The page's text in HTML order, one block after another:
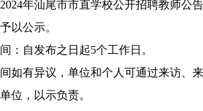
年汕尾市市直学校公开招聘教师公告
以公示。
自发布之日起5个工作日。
有异议，单位和个人可通过来访、来
位，以示负责。